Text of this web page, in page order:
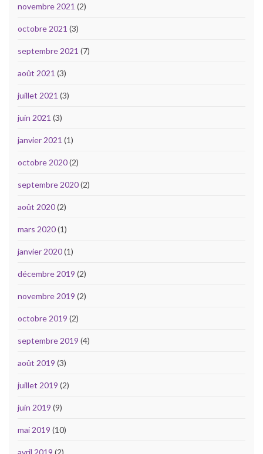
novembre 2021 (2)
octobre 2021 (3)
septembre 2021 (7)
août 2021 (3)
juillet 2021 (3)
juin 2021 (3)
janvier 2021 (1)
octobre 2020(2)
septembre 2020(2)
août 2020(2)
mars 2020(1)
janvier 2020(1)
décembre 2019 (2)
novembre 2019 (2)
octobre 2019 (2)
septembre 2019 (4)
août 2019 (3)
juillet 2019 (2)
juin 2019 (9)
mai 2019 (10)
avril 2019 (2)